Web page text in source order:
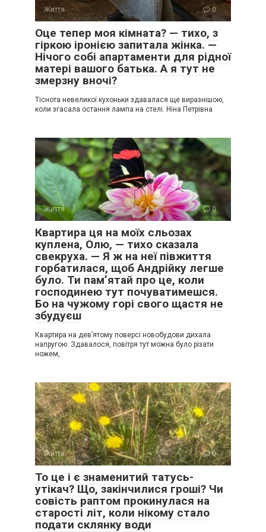
Життя 0
Оце тепер моя кімната? — тихо, з
гіркою іронією запитала жінка. —
Нічого собі апартаменти для рідної
матері вашого батька. А я тут не
змерзну вночі?
Тіснота невеликої кухоньки здавалася ще виразнішою,
коли згасала остання лампа на стелі. Ніна Петрівна
Життя 0
Квартира ця на моїх сльозах
куплена, Олю, — тихо сказала
свекруха. — Я ж на неї півжиття
горбатилася, щоб Андрійку легше
було. Ти пам’ятай про це, коли
господинею тут почуватимешся.
Бо на чужому горі свого щастя не
збудуєш
Квартира на дев’ятому поверсі новобудови дихала
напругою. Здавалося, повітря тут можна було різати
ножем,
Життя 0
То це і є знаменитий татусь-
утікач? Що, закінчилися гроші? Чи
совість раптом прокинулася на
старості літ, коли нікому стало
подати склянку води